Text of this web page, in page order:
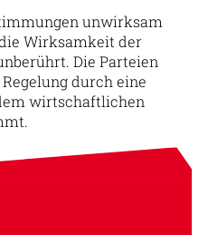
unwirksam
Wirksamkeit der
Die Parteien
durch eine
wirtschaftlichen